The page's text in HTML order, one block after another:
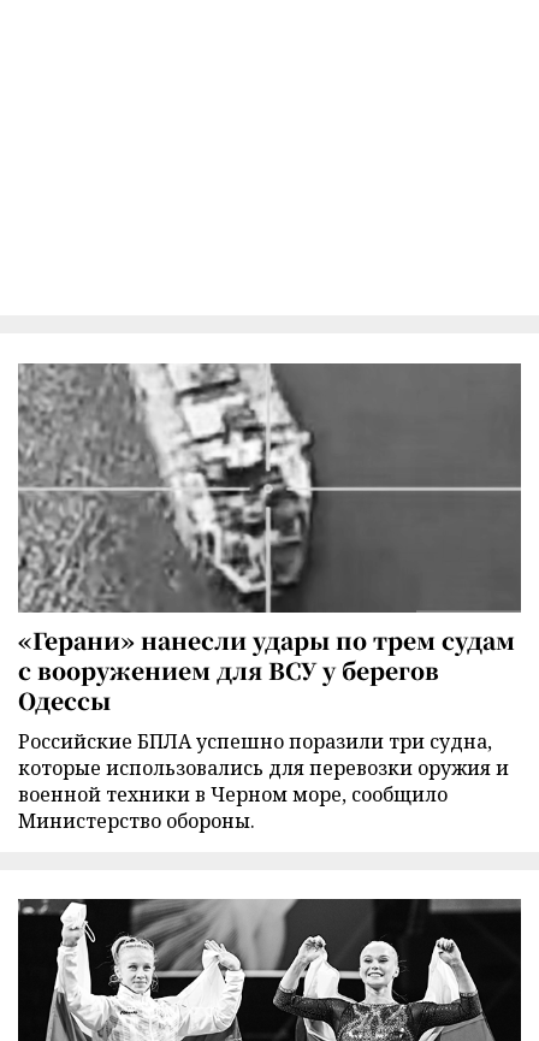
«Герани» нанесли удары по трем судам
с вооружением для ВСУ у берегов
Одессы
Российские БПЛА успешно поразили три судна,
которые использовались для перевозки оружия и
военной техники в Черном море, сообщило
Министерство обороны.